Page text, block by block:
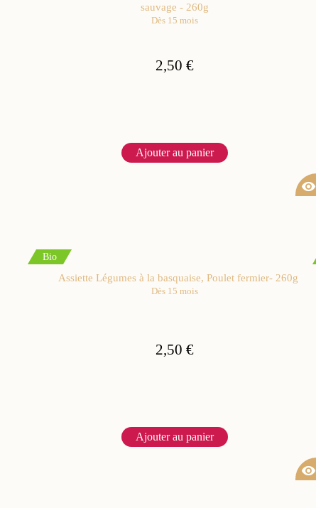
sauvage - 260g
Dès 15 mois
2,50 €
Ajouter au panier
visibility
Bio
Assiette Légumes à la basquaise, Poulet fermier- 260g
Dès 15 mois
2,50 €
Ajouter au panier
visibility